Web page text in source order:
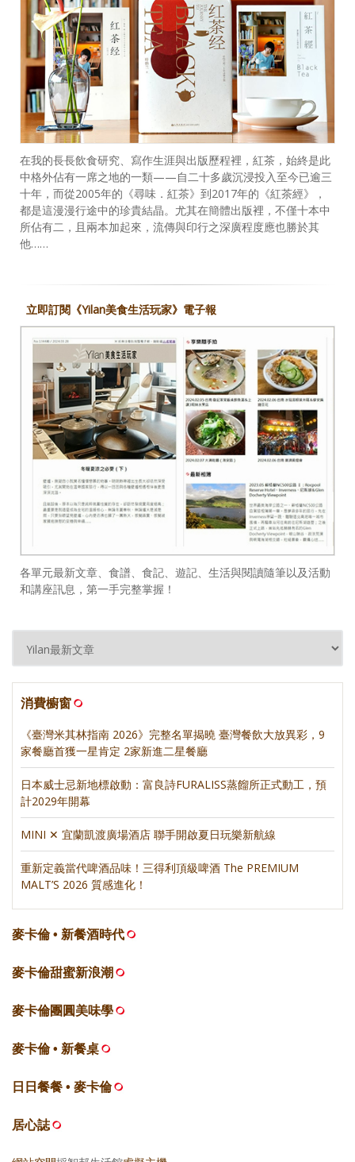
在我的長長飲食研究、寫作生涯與出版歷程裡，紅茶，始終是此
中格外佔有一席之地的一類——自二十多歲沉浸投入至今已逾三
十年，而從2005年的《尋味．紅茶》到2017年的《紅茶經》，
都是這漫漫行途中的珍貴結晶。尤其在簡體出版裡，不僅十本中
所佔有二，且兩本加起來，流傳與印行之深廣程度應也勝於其
他……
立即訂閱《Yilan美食生活玩家》電子報
各單元最新文章、食譜、食記、遊記、生活與閱讀隨筆以及活動
和講座訊息，第一手完整掌握！
消費櫥窗
《臺灣米其林指南 2026》完整名單揭曉 臺灣餐飲大放異彩，9
家餐廳首獲一星肯定 2家新進二星餐廳
日本威士忌新地標啟動：富良詩FURALISS蒸餾所正式動工，預
計2029年開幕
MINI ✕ 宜蘭凱渡廣場酒店 聯手開啟夏日玩樂新航線
重新定義當代啤酒品味！三得利頂級啤酒 The PREMIUM
MALT’S 2026 質感進化！
麥卡倫 • 新餐酒時代
麥卡倫甜蜜新浪潮
麥卡倫團圓美味學
麥卡倫 • 新餐桌
日日餐餐 • 麥卡倫
居心誌